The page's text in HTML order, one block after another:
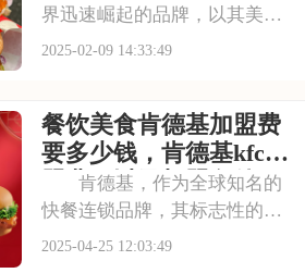
界迅速崛起的品牌，以其美味
的汉堡和良好的口碑吸引了众
加盟费及加盟条件的了解是不
可或缺的。本文将为您提供塔
斯汀汉堡加盟的详细
2025-02-09 14:33:49
餐饮美食肯德基加盟费
要多少钱，肯德基kfc加
盟费用以及加盟条件
肯德基，作为全球知名的
快餐连锁品牌，其标志性的炸
鸡和薯条，早已成为无数人的
2025-04-25 12:03:49